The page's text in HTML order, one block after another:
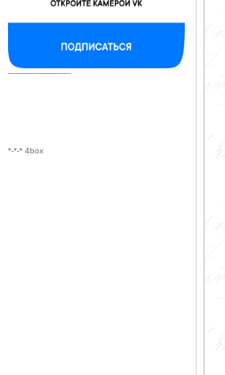
--------------------------
*-*-* 4box